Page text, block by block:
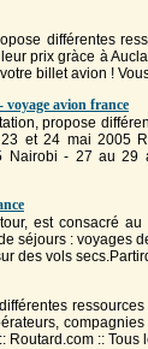
différentes
prix gràce à
billetavion !
voyage avion france
propose
et 24 mai 2005
Nairobi - 27 au
est consacré
séjours :voyages
des vols
Routard.com :: Tous